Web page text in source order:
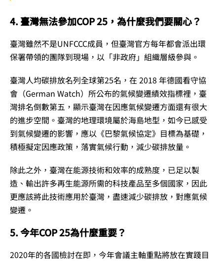
4. 臺灣無法參加COP 25，為什麼我們要關心？
臺灣雖然不是UNFCCC成員，但臺灣官方每年都會派出環
保署帶領的團隊到現場，以「非政府」組織層級參與。
臺灣人均碳排放名列全球第25名，在 2018 年德國看守協
會（German Watch）所公布的氣候變遷績效指標裡，臺
灣排名倒數第五，顯示臺灣在因應氣候變遷方面還有很大
的進步空間。臺灣的地理環境屬於海島地型，如今已感受
到氣候變遷的影響，應以《巴黎氣候協定》目標為基礎，
積極擬定因應政策，落實氣候行動，減少碳排放量。
除此之外，臺灣在能源技術和效率的成熟度，已足以製
造、輸出許多再生能源所需的科技產品至多個國家，因此
更應該將此技術應用於臺灣，盡速減少碳排放，對應氣候
變遷。
5. 今年COP 25為什麼重要？
2020年的各國檢討在即，今年會議主軸重點將放在實踐目